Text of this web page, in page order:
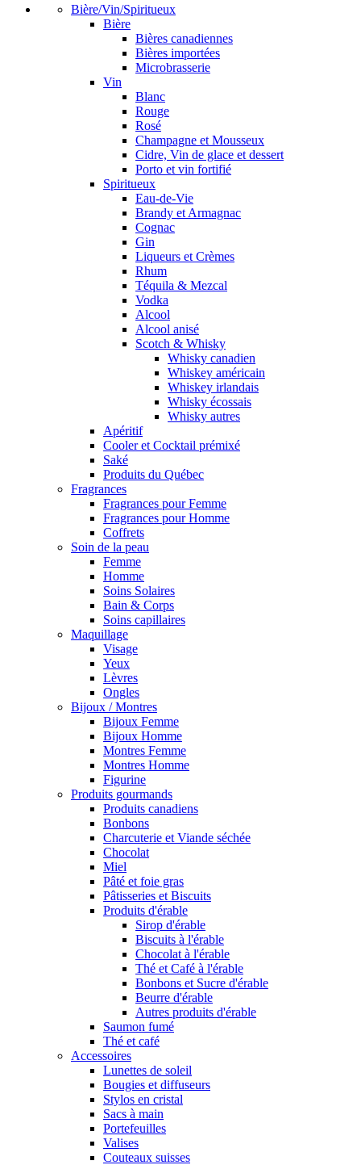
Bière/Vin/Spiritueux
Bière
Bières canadiennes
Bières importées
Microbrasserie
Vin
Blanc
Rouge
Rosé
Champagne et Mousseux
Cidre, Vin de glace et dessert
Porto et vin fortifié
Spiritueux
Eau-de-Vie
Brandy et Armagnac
Cognac
Gin
Liqueurs et Crèmes
Rhum
Téquila & Mezcal
Vodka
Alcool
Alcool anisé
Scotch & Whisky
Whisky canadien
Whiskey américain
Whiskey irlandais
Whisky écossais
Whisky autres
Apéritif
Cooler et Cocktail prémixé
Saké
Produits du Québec
Fragrances
Fragrances pour Femme
Fragrances pour Homme
Coffrets
Soin de la peau
Femme
Homme
Soins Solaires
Bain & Corps
Soins capillaires
Maquillage
Visage
Yeux
Lèvres
Ongles
Bijoux / Montres
Bijoux Femme
Bijoux Homme
Montres Femme
Montres Homme
Figurine
Produits gourmands
Produits canadiens
Bonbons
Charcuterie et Viande séchée
Chocolat
Miel
Pâté et foie gras
Pâtisseries et Biscuits
Produits d'érable
Sirop d'érable
Biscuits à l'érable
Chocolat à l'érable
Thé et Café à l'érable
Bonbons et Sucre d'érable
Beurre d'érable
Autres produits d'érable
Saumon fumé
Thé et café
Accessoires
Lunettes de soleil
Bougies et diffuseurs
Stylos en cristal
Sacs à main
Portefeuilles
Valises
Couteaux suisses